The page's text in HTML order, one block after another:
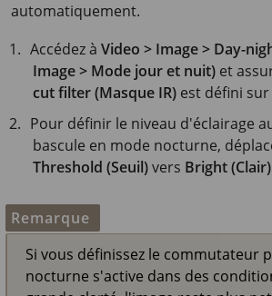
automatiquement.
Accédez àVideo > Image > Day-
Image > Mode jour et nuit) et
cut filter (Masque IR) est défini sur
Pour définir le niveau d'éclairage
bascule en mode nocturne,
Threshold (Seuil)vers Bright (Clair)
Remarque
Si vous définissez le commutateur
nocturne s'active dans des